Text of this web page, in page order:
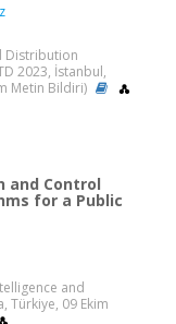
Distribution
2023, İstanbul,
Metin Bildiri)
and Control
for a Public
and
Türkiye, 09 Ekim